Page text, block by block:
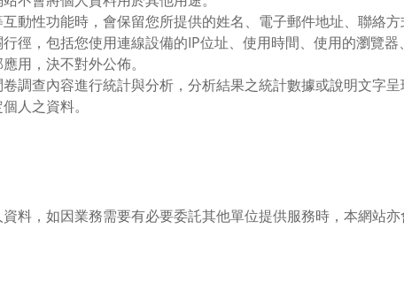
動性功能時，會保留您所提供的姓名、電子郵件地址、聯絡方
徑，包括您使用連線設備的IP位址、使用時間、使用的瀏覽
用，決不對外公佈。
調查內容進行統計與分析，分析結果之統計數據或說明文字
人之資料。
料，如因業務需要有必要委託其他單位提供服務時，本網站